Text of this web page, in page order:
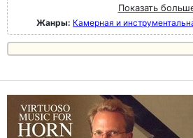
Показать
Жанры: Камерная и